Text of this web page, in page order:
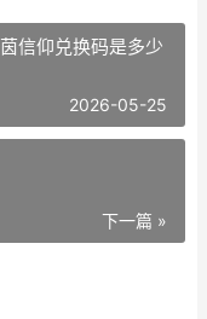
信仰兑换码是多少
2026-05-25
下一篇 »